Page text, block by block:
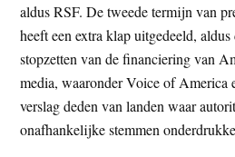
aldus RSF. De tweede termijn van
heeft een extra klap uitgedeeld,
stopzetten van de financiering van
media, waaronder Voice of America
verslag deden van landen waar
onafhankelijke stemmen